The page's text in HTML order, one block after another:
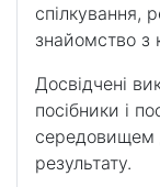
спілкування,
знайомство з
Досвідчені
посібники і
середовищем
результату.